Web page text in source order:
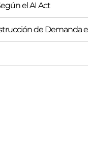
el AI Act
de Demanda